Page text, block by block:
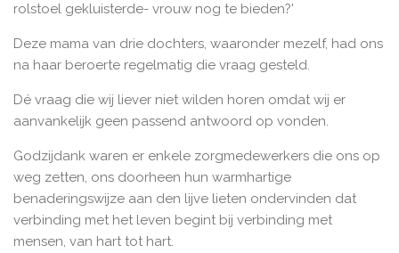
rolstoel gekluisterde- vrouw nog te bieden?'
Deze mama van drie dochters, waaronder mezelf, had ons
na haar beroerte regelmatig die vraag gesteld.
Dé vraag die wij liever niet wilden horen omdat wij er
aanvankelijk geen passend antwoord op vonden.
Godzijdank waren er enkele zorgmedewerkers die ons op
weg zetten, ons doorheen hun warmhartige
benaderingswijze aan den lijve lieten ondervinden dat
verbinding met het leven begint bij verbinding met
mensen, van hart tot hart.